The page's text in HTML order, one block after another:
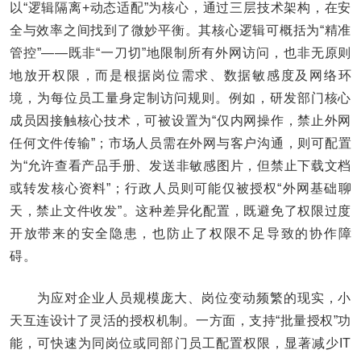
以“逻辑隔离+动态适配”为核心，通过三层技术架构，在安
全与效率之间找到了微妙平衡。其核心逻辑可概括为“精准
管控”——既非“一刀切”地限制所有外网访问，也非无原则
地放开权限，而是根据岗位需求、数据敏感度及网络环
境，为每位员工量身定制访问规则。例如，研发部门核心
成员因接触核心技术，可被设置为“仅内网操作，禁止外网
任何文件传输”；市场人员需在外网与客户沟通，则可配置
为“允许查看产品手册、发送非敏感图片，但禁止下载文档
或转发核心资料”；行政人员则可能仅被授权“外网基础聊
天，禁止文件收发”。这种差异化配置，既避免了权限过度
开放带来的安全隐患，也防止了权限不足导致的协作障
碍。
为应对企业人员规模庞大、岗位变动频繁的现实，小
天互连设计了灵活的授权机制。一方面，支持“批量授权”功
能，可快速为同岗位或同部门员工配置权限，显著减少IT